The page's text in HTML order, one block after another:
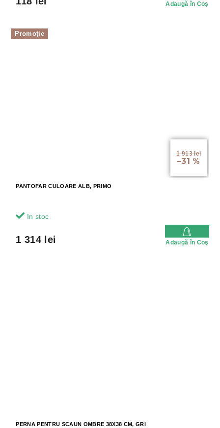
Adaugă în Coş
Promoție
1 913 lei
–31 %
PANTOFAR CULOARE ALB, PRIMO
In stoc
1 314 lei Adaugă în Coş
PERNA PENTRU SCAUN OMBRE 38X38 CM, GRI